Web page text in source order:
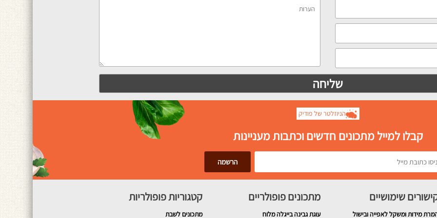
הניוזלטר של פודיק
קבלו למייל מתכונים חדשים וכתבות מעניינות
שימושיים
מידות ומשקל לאפייה ובישול
מתכונים פופולריים
עוגת גבינה בייגלה מלוח
קטגוריות פופולריות
מתכונים לשבת